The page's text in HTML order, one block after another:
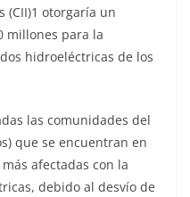
(CII)1 otorgaría un
millones para la
hidroeléctricas de los
las comunidades del
que se encuentran en
afectadas con la
debido al desvío de